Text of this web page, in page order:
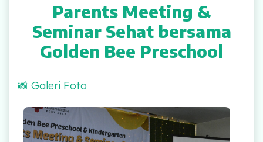
Rehabilitasi Medik
Pelayanan 24 Jam
Radiologi
Parents Meeting &
Seminar Sehat bersama
Golden Bee Preschool
📸 Galeri Foto